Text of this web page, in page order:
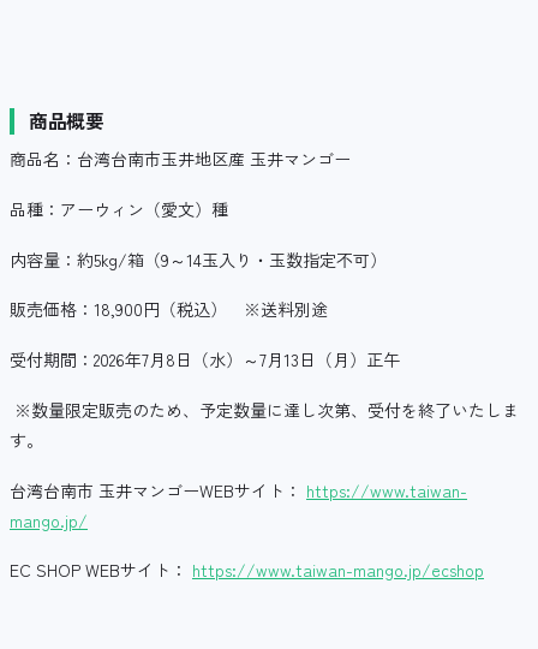
商品概要
商品名：台湾台南市玉井地区産 玉井マンゴー
品種：アーウィン（愛文）種
内容量：約5kg/箱（9～14玉入り・玉数指定不可）
販売価格：18,900円（税込） ※送料別途
受付期間：2026年7月8日（水）～7月13日（月）正午
※数量限定販売のため、予定数量に達し次第、受付を終了いたしま
す。
台湾台南市 玉井マンゴーWEBサイト： https://www.taiwan-
mango.jp/
EC SHOP WEBサイト： https://www.taiwan-mango.jp/ecshop